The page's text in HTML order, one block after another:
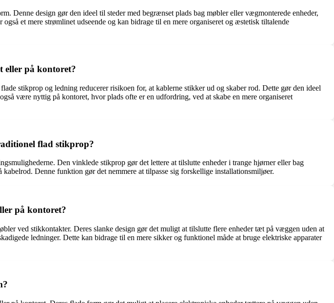
Denne design gør den ideel til steder med begrænset plads bag møbler eller vægmonterede enheder,
et mere strømlinet udseende og kan bidrage til en mere organiseret og æstetisk tiltalende
eller på kontoret?
stikprop og ledning reducerer risikoen for, at kablerne stikker ud og skaber rod. Dette gør den ideel
være nyttig på kontoret, hvor plads ofte er en udfordring, ved at skabe en mere organiseret
flad stikprop?
Den vinklede stikprop gør det lettere at tilslutte enheder i trange hjørner eller bag
Denne funktion gør det nemmere at tilpasse sig forskellige installationsmiljøer.
på kontoret?
ved stikkontakter. Deres slanke design gør det muligt at tilslutte flere enheder tæt på væggen uden at
ledninger. Dette kan bidrage til en mere sikker og funktionel måde at bruge elektriske apparater